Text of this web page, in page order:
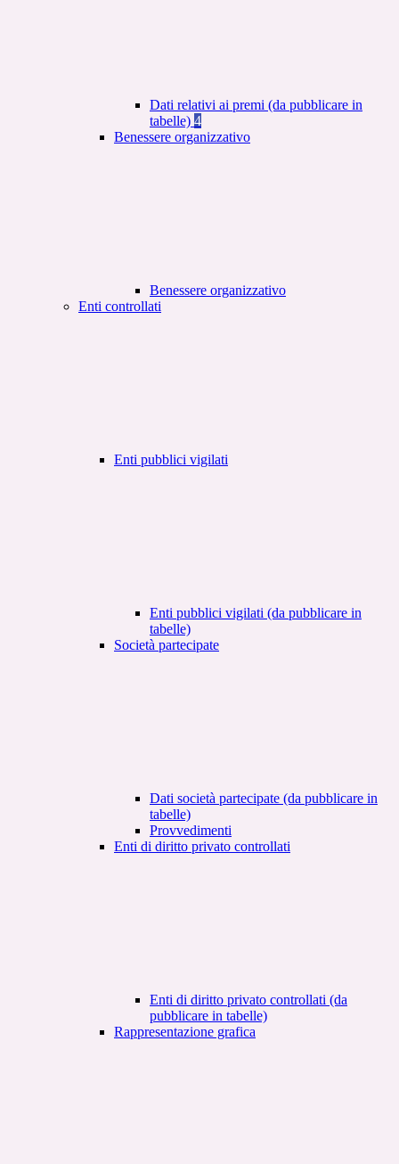
Dati relativi ai premi (da pubblicare in
tabelle) 4
Benessere organizzativo
Benessere organizzativo
Enti controllati
Enti pubblici vigilati
Enti pubblici vigilati (da pubblicare in
tabelle)
Società partecipate
Dati società partecipate (da pubblicare in
tabelle)
Provvedimenti
Enti di diritto privato controllati
Enti di diritto privato controllati (da
pubblicare in tabelle)
Rappresentazione grafica